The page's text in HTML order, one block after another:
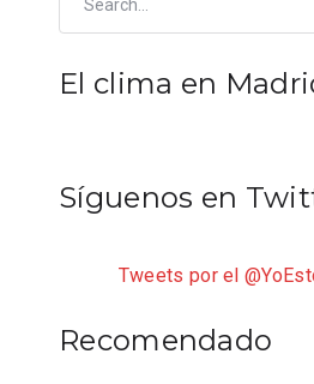
El clima en
Síguenos en
Tweets por el
Recomendado